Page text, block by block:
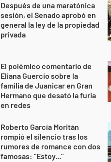
Después de una maratónica
sesión, el Senado aprobó en
general la ley de la propiedad
privada
El polémico comentario de
Eliana Guercio sobre la
familia de Juanicar en Gran
Hermano que desató la furia
en redes
Roberto García Moritán
rompió el silencio tras los
rumores de romance con dos
famosas: "Estoy..."